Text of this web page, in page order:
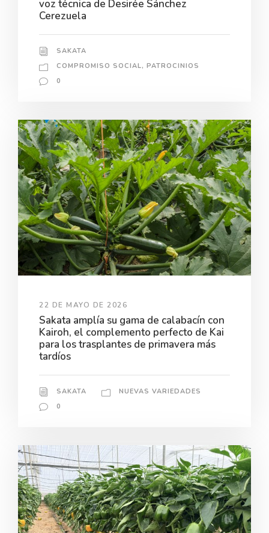
voz técnica de Desirée Sánchez
Cerezuela
SAKATA
COMPROMISO SOCIAL, PATROCINIOS
0
22 DE MAYO DE 2026
Sakata amplía su gama de calabacín con
Kairoh, el complemento perfecto de Kai
para los trasplantes de primavera más
tardíos
SAKATA
NUEVAS VARIEDADES
0